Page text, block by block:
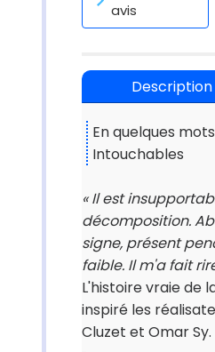
avis
Description
En quelques
Intouchables
« Il est
décomposition.
signe, présent
faible. Il m'a fait
L'histoire vraie de
inspiré les
Cluzet et Omar Sy.